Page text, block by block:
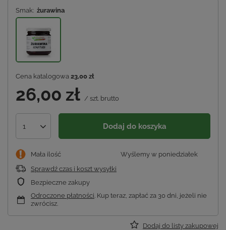
Smak: żurawina
Cena katalogowa 23,00 zł
26,00 zł / szt. brutto
1 Dodaj do koszyka
Wyślemy w poniedziałek
Mała ilość
Sprawdź czas i koszt wysyłki
Bezpieczne zakupy
Odroczone płatności . Kup teraz, zapłać za 30 dni, jeżeli nie
zwrócisz.
Dodaj do listy zakupowej